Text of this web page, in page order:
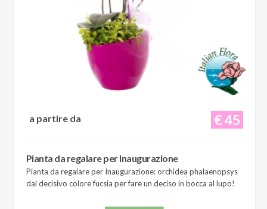
€ 45
a partire da
Pianta da regalare per Inaugurazione
Pianta da regalare per Inaugurazione: orchidea phalaenopsys
dal decisivo colore fucsia per fare un deciso in bocca al lupo!